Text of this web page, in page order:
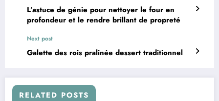
L’astuce de génie pour nettoyer le four en
profondeur et le rendre brillant de propreté
Next post
Galette des rois pralinée dessert traditionnel
RELATED POSTS